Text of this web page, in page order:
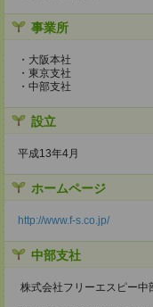
事業所
・大阪本社
・東京支社
・中部支社
設立
平成13年4月
ホームページ
http://www.f-s.co.jp/
中部支社
株式会社フリーエスピー中